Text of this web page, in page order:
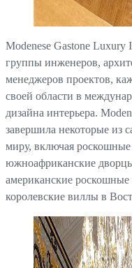
Modenese Gastone Luxury
группы инженеров,
менеджеров проектов,
своей области в
дизайна интерьера.
завершила некоторые из
миру, включая
южноафриканские
американские
королевские виллы в